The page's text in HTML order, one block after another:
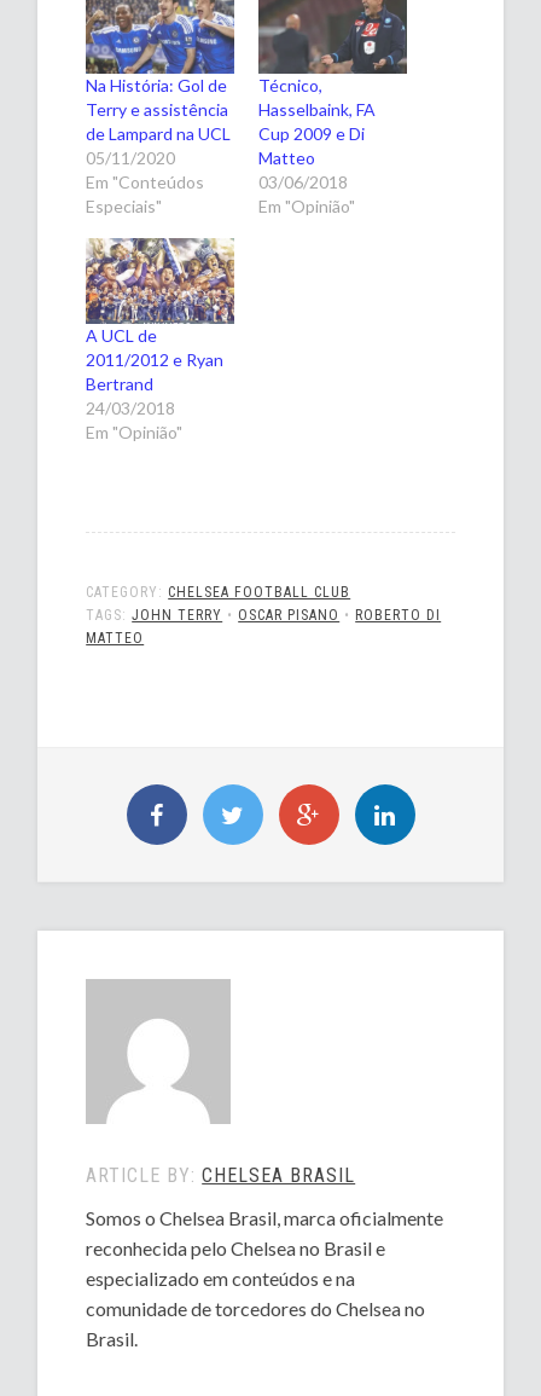
Na História: Gol de
Terry e assistência
de Lampard na UCL
05/11/2020
Em "Conteúdos
Especiais"
Técnico,
Hasselbaink, FA
Cup 2009 e Di
Matteo
03/06/2018
Em "Opinião"
A UCL de
2011/2012 e Ryan
Bertrand
24/03/2018
Em "Opinião"
CATEGORY: CHELSEA FOOTBALL CLUB
TAGS:JOHN TERRY • OSCAR PISANO • ROBERTO DI
MATTEO
ARTICLE BY:CHELSEA BRASIL
Somos o Chelsea Brasil, marca oficialmente
reconhecida pelo Chelsea no Brasil e
especializado em conteúdos e na
comunidade de torcedores do Chelsea no
Brasil.